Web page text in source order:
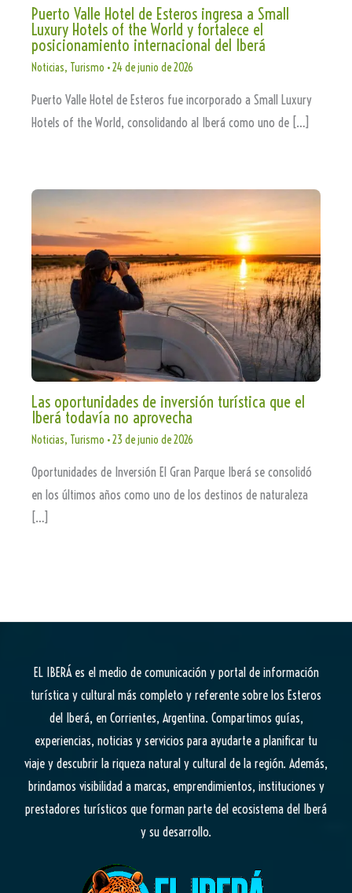
Puerto Valle Hotel de Esteros ingresa a Small
Luxury Hotels of the World y fortalece el
posicionamiento internacional del Iberá
Noticias, Turismo •24 de junio de 2026
Puerto Valle Hotel de Esteros fue incorporado a Small Luxury
Hotels of the World, consolidando al Iberá como uno de […]
Las oportunidades de inversión turística que el
Iberá todavía no aprovecha
Noticias, Turismo •23 de junio de 2026
Oportunidades de Inversión El Gran Parque Iberá se consolidó
en los últimos años como uno de los destinos de naturaleza
[…]
EL IBERÁes el medio de comunicación y portal de información
turística y cultural más completo y referente sobre los Esteros
del Iberá, en Corrientes, Argentina. Compartimos guías,
experiencias, noticias y servicios para ayudarte a planificar tu
viaje y descubrir la riqueza natural y cultural de la región. Además,
brindamos visibilidad a marcas, emprendimientos, instituciones y
prestadores turísticos que forman parte del ecosistema del Iberá
y su desarrollo.